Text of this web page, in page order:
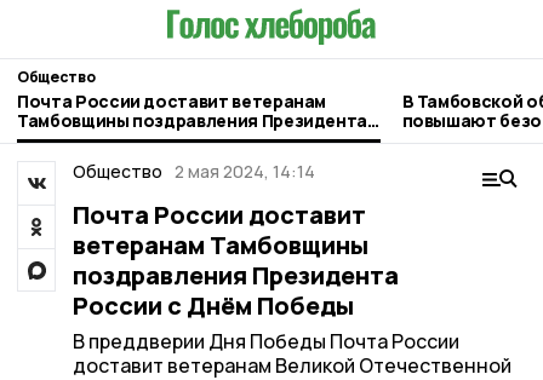
Общество
Почта России доставит ветеранам
Тамбовщины поздравления Президента
России с Днём Победы
В Тамбовской
повышают
Общество 2 мая 2024, 14:14
Почта России доставит
ветеранам Тамбовщины
поздравления Президента
России с Днём Победы
В преддверии Дня Победы Почта России
доставит ветеранам Великой Отечественной